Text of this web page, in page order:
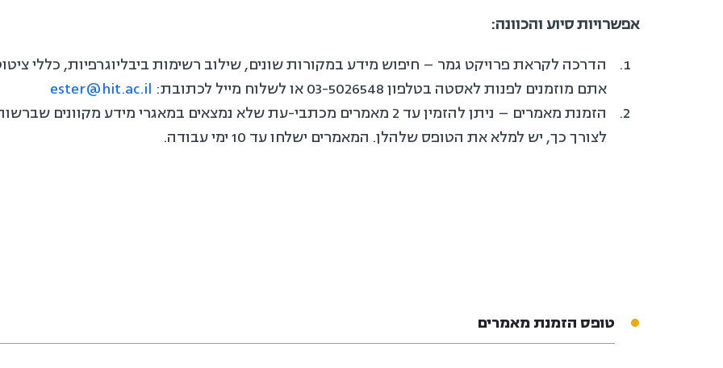
אפשרויות סיוע והכוונה:
הדרכה לקראת פרויקט גמר – חיפוש מידע במקורות שונים, שילוב רשימות ביבליוגרפיות, כללי
אתם מוזמנים לפנות לאסטה בטלפון 03-5026548 או לשלוח מייל לכתובת:
ester@hit.ac.il
הזמנת מאמרים – ניתן להזמין עד 2 מאמרים מכתבי-עת שלא נמצאים במאגרי מידע מקוונים שברשות המכון ושליחתם לדוא"ל של המזמין.
לצורך כך, יש למלא את הטופס שלהלן. המאמרים ישלחו עד 10 ימי עבודה.
טופס הזמנת מאמרים